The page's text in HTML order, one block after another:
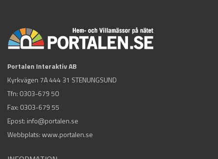
Portalen Interaktiv AB
Kyrkvägen 7A 444 31 STENUNGSUND
Tfn: 0303-679 50
Fax: 0303-679 55
Epost: info@portalen.se
Webbplats: www.portalen.se